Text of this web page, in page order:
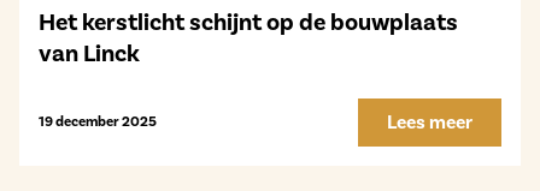
Het kerstlicht schijnt op de bouwplaats
van Linck
19 december 2025 Lees meer